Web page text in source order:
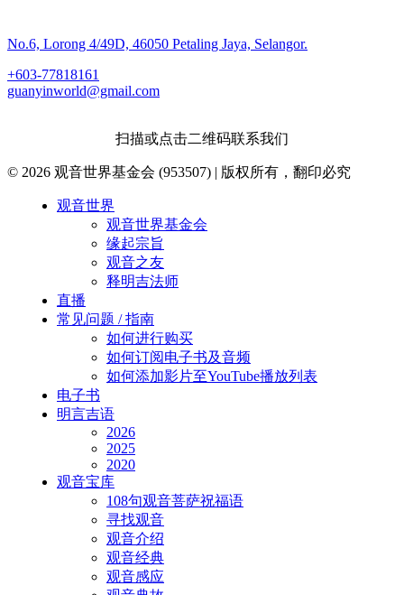
No.6, Lorong 4/49D, 46050 Petaling Jaya, Selangor.
+603-77818161
guanyinworld@gmail.com
扫描或点击二维码联系我们
© 2026 观音世界基金会 (953507) | 版权所有，翻印必究
观音世界
观音世界基金会
缘起宗旨
观音之友
释明吉法师
直播
常见问题 / 指南
如何进行购买
如何订阅电子书及音频
如何添加影片至YouTube播放列表
电子书
明言吉语
2026
2025
2020
观音宝库
108句观音菩萨祝福语
寻找观音
观音介绍
观音经典
观音感应